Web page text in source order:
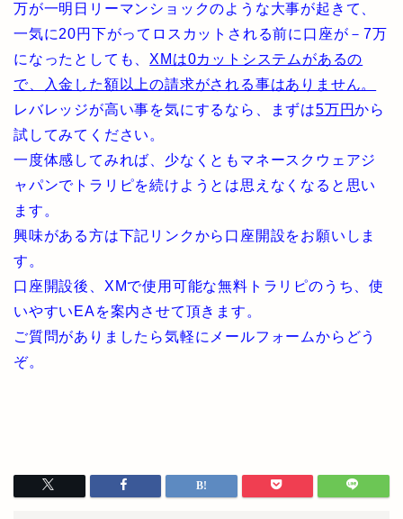
万が一明日リーマンショックのような大事が起きて、
一気に20円下がってロスカットされる前に口座が－7万
になったとしても、 XMは0カットシステムがあるの
で、入金した額以上の請求がされる事はありません。
レバレッジが高い事を気にするなら、まずは5万円から
試してみてください。
一度体感してみれば、少なくともマネースクウェアジ
ャパンでトラリピを続けようとは思えなくなると思い
ます。
興味がある方は下記リンクから口座開設をお願いしま
す。
口座開設後、XMで使用可能な無料トラリピのうち、使
いやすいEAを案内させて頂きます。
ご質問がありましたら気軽にメールフォームからどう
ぞ。